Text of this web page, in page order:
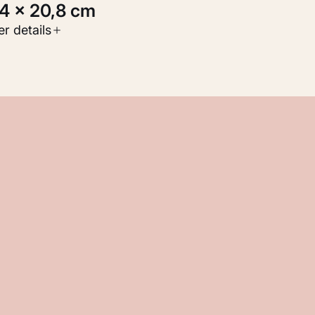
× 20,8 cm
werk
details